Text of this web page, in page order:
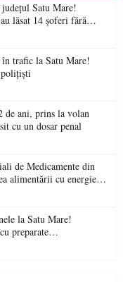
Satu Mare!
lăsat 14 șoferi fără
trafic la Satu Mare!
polițiști
de ani, prins la volan
cu un dosar penal
de Medicamente din
alimentării cu energie
va pune în pericol
preparate
renume